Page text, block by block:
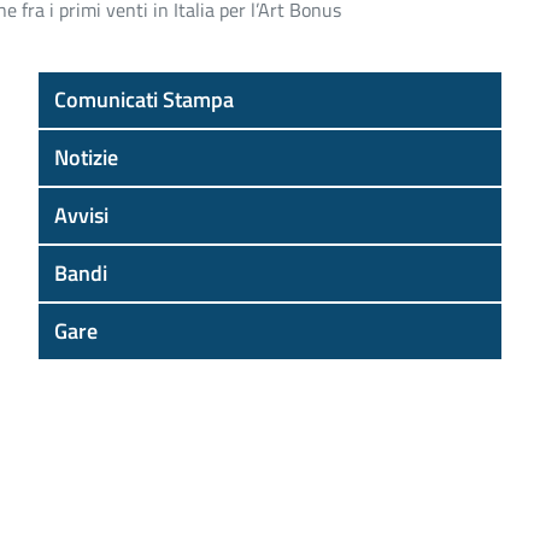
fra i primi venti in Italia per l’Art Bonus
Comunicati Stampa
Notizie
Avvisi
Bandi
Gare